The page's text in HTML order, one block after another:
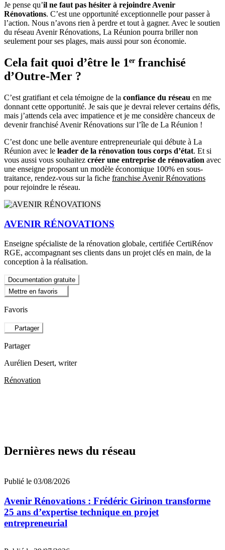
Je pense qu’il ne faut pas hésiter à rejoindre Avenir
Rénovations. C’est une opportunité exceptionnelle pour passer à
l’action. Nous n’avons rien à perdre et tout à gagner. Avec le soutien
du réseau Avenir Rénovations, La Réunion pourra briller non
seulement pour ses plages, mais aussi pour son économie.
Cela fait quoi d’être le 1ᵉʳ franchisé
d’Outre-Mer ?
C’est gratifiant et cela témoigne de la confiance du réseau en me
donnant cette opportunité. Je sais que je devrai relever certains défis,
mais j’attends cela avec impatience et je me considère chanceux de
devenir franchisé Avenir Rénovations sur l’île de La Réunion !
C’est donc une belle aventure entrepreneuriale qui débute à La
Réunion avec le leader de la rénovation tous corps d’état. Et si
vous aussi vous souhaitez créer une entreprise de rénovation avec
une enseigne proposant un modèle économique 100% en sous-
traitance, rendez-vous sur la fiche franchise Avenir Rénovations
pour rejoindre le réseau.
AVENIR RÉNOVATIONS
Enseigne spécialiste de la rénovation globale, certifiée CertiRénov
RGE, accompagnant ses clients dans un projet clés en main, de la
conception à la réalisation.
Documentation gratuite
Mettre en favoris
Favoris
Partager
Partager
Aurélien Desert, writer
Rénovation
Dernières news du réseau
Publié le 03/08/2026
Avenir Rénovations : Frédéric Girinon transforme
25 ans d’expertise technique en projet
entrepreneurial